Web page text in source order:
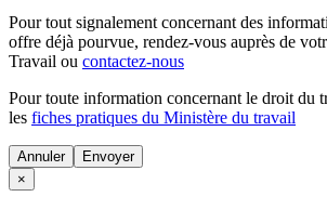
Pour tout signalement concernant des
offre déjà pourvue, rendez-vous auprès de
Travail ou contactez-nous
Pour toute information concernant le droit du
les fiches pratiques du Ministère du travail
Annuler
×